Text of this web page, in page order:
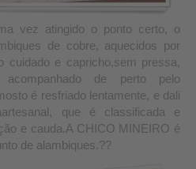
vez atingido o ponto certo, o
de cobre, aquecidos por
cuidado e capricho,sem pressa,
de perto pelo
é resfriado lentamente, e dali
que é classificada e
e cauda.A CHICO MINEIRO é
de alambiques.??